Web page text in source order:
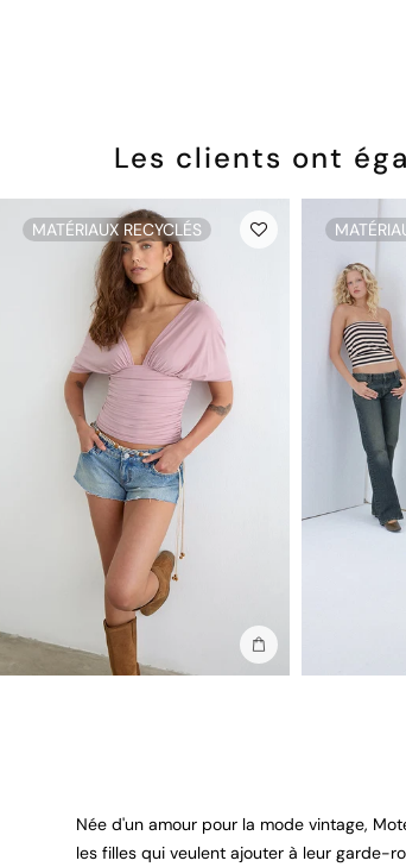
Les clients ont
MATÉRIAUX RECYCLÉS
Ajouter au sac
Née d'un amour pour la mode vintage,
les filles qui veulent ajouter à leur garde-